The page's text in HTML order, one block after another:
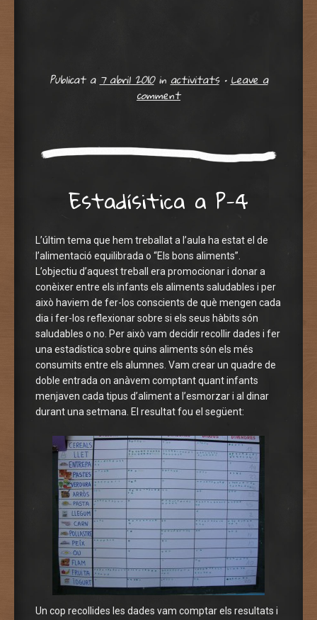
Publicat a7 abril 2010 inactivitats •Leave a
comment
Estadísitica a P-4
L’últim tema que hem treballat a l’aula ha estat el de
l’alimentació equilibrada o “Els bons aliments”.
L’objectiu d’aquest treball era promocionar i donar a
conèixer entre els infants els aliments saludables i per
això haviem de fer-los conscients de què mengen cada
dia i fer-los reflexionar sobre si els seus hàbits són
saludables o no. Per això vam decidir recollir dades i fer
una estadística sobre quins aliments són els més
consumits entre els alumnes. Vam crear un quadre de
doble entrada on anàvem comptant quant infants
menjaven cada tipus d’aliment a l’esmorzar i al dinar
durant una setmana. El resultat fou el següent:
Un cop recollides les dades vam comptar els resultats i